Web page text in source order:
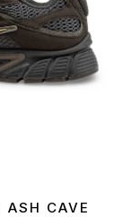
ASH CAVE